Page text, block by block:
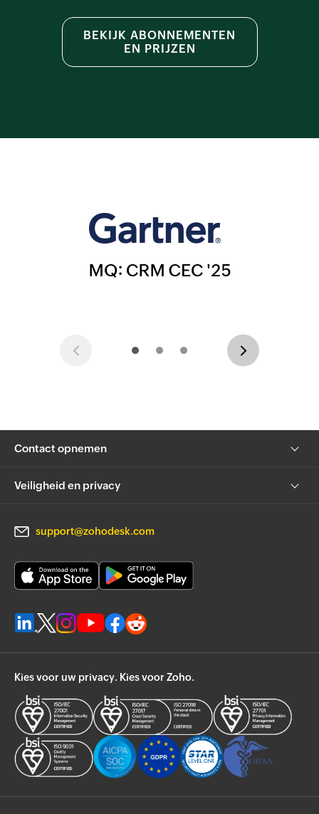
BEKIJK ABONNEMENTEN
EN PRIJZEN
Previous Next
Contact opnemen
Veiligheid en privacy
support@zohodesk.com
Kies voor uw privacy. Kies voor Zoho.